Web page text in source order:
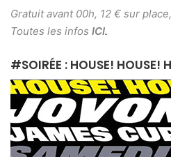
Gratuit avant 00h, 12 € sur
Toutes les infos ICI.
#SOIRÉE : HOUSE! HOUSE!